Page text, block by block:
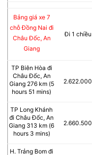
Bảng giá xe 7
chỗ Đồng Nai đi
Châu Đốc, An
Giang
Đi 1 chiều
TP Biên Hòa đi
Châu Đốc, An
Giang 276 km (5
hours 51 mins)
2.622.000
TP Long Khánh
đi Châu Đốc, An
Giang 313 km (6
hours 3 mins)
2.660.500
H. Trảng Bom đi